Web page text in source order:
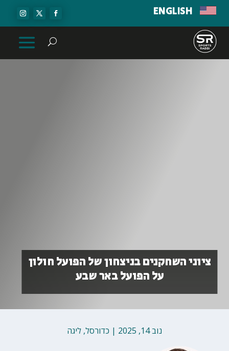
ENGLISH
ציוני השחקנים בניצחון של הפועל חולון
על הפועל באר שבע
נוב 14, 2025 | כדורסל, ליגה